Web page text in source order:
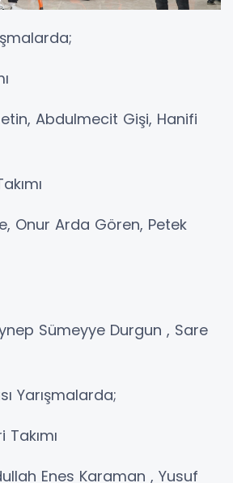
Abdulmecit Gişi, Hanifi
Onur Arda Gören, Petek
Sümeyye Durgun , Sare
Yarışmalarda;
Enes Karaman , Yusuf